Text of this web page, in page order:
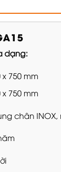
dạng:
x 750 mm
x 750 mm
chân